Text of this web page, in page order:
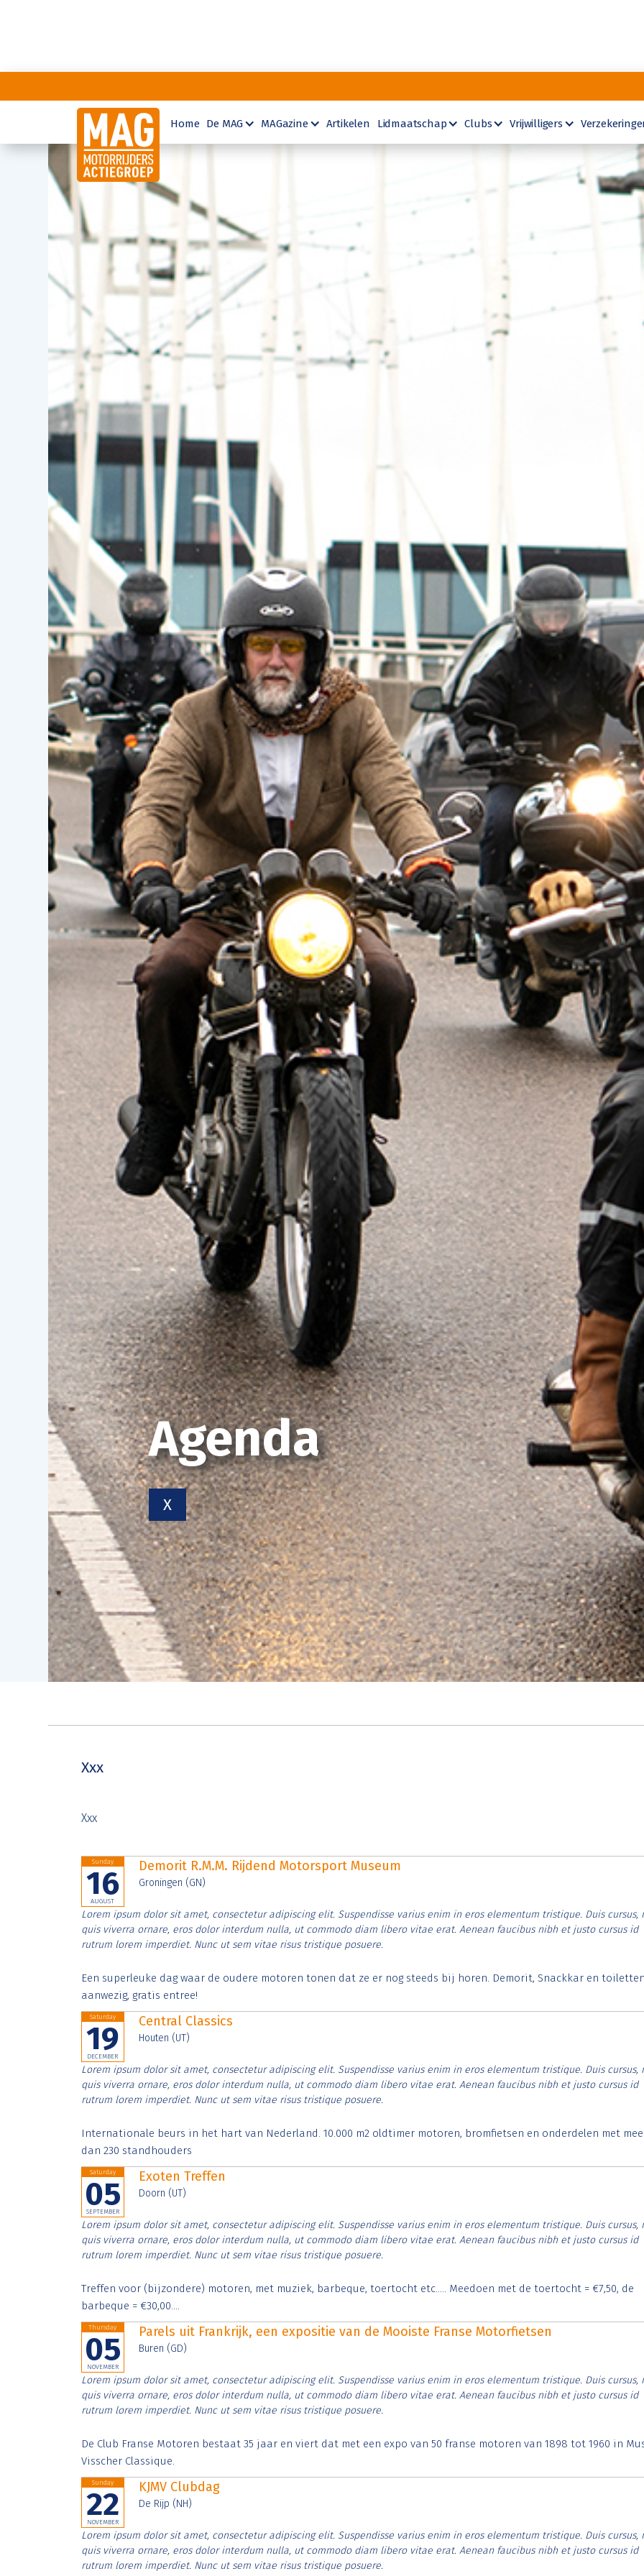
Home De MAG MAGazine Artikelen Lidmaatschap Clubs Vrijwilligers
Agenda
X
Xxx
Xxx
Sunday
16
AUGUST
Demorit R.M.M. Rijdend Motorsport Museum
Groningen (GN)
Lorem ipsum dolor sit amet, consectetur adipiscing elit. Suspendisse varius enim in eros elementum tristique. Duis cursus,
quis viverra ornare, eros dolor interdum nulla, ut commodo diam libero vitae erat. Aenean faucibus nibh et justo cursus id
rutrum lorem imperdiet. Nunc ut sem vitae risus tristique posuere.
Een superleuke dag waar de oudere motoren tonen dat ze er nog steeds bij horen. Demorit, Snackkar en
aanwezig, gratis entree!
Saturday
19
DECEMBER
Central Classics
Houten (UT)
Lorem ipsum dolor sit amet, consectetur adipiscing elit. Suspendisse varius enim in eros elementum tristique. Duis cursus,
quis viverra ornare, eros dolor interdum nulla, ut commodo diam libero vitae erat. Aenean faucibus nibh et justo cursus id
rutrum lorem imperdiet. Nunc ut sem vitae risus tristique posuere.
Internationale beurs in het hart van Nederland. 10.000 m2 oldtimer motoren, bromfietsen en onderdelen met
dan 230 standhouders
Saturday
05
SEPTEMBER
Exoten Treffen
Doorn (UT)
Lorem ipsum dolor sit amet, consectetur adipiscing elit. Suspendisse varius enim in eros elementum tristique. Duis cursus,
quis viverra ornare, eros dolor interdum nulla, ut commodo diam libero vitae erat. Aenean faucibus nibh et justo cursus id
rutrum lorem imperdiet. Nunc ut sem vitae risus tristique posuere.
Treffen voor (bijzondere) motoren, met muziek, barbeque, toertocht etc..... Meedoen met de toertocht = €7,50, de
barbeque = €30,00....
Thursday
05
NOVEMBER
Parels uit Frankrijk, een expositie van de Mooiste Franse Motorfietsen
Buren (GD)
Lorem ipsum dolor sit amet, consectetur adipiscing elit. Suspendisse varius enim in eros elementum tristique. Duis cursus,
quis viverra ornare, eros dolor interdum nulla, ut commodo diam libero vitae erat. Aenean faucibus nibh et justo cursus id
rutrum lorem imperdiet. Nunc ut sem vitae risus tristique posuere.
De Club Franse Motoren bestaat 35 jaar en viert dat met een expo van 50 franse motoren van 1898 tot 1960 in
Visscher Classique.
Sunday
22
NOVEMBER
KJMV Clubdag
De Rijp (NH)
Lorem ipsum dolor sit amet, consectetur adipiscing elit. Suspendisse varius enim in eros elementum tristique. Duis cursus,
quis viverra ornare, eros dolor interdum nulla, ut commodo diam libero vitae erat. Aenean faucibus nibh et justo cursus id
rutrum lorem imperdiet. Nunc ut sem vitae risus tristique posuere.